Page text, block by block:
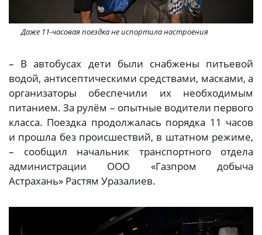
Даже 11-часовая поездка не испортила настроения
– В автобусах дети были снабжены питьевой
водой, антисептическими средствами, масками, а
организаторы обеспечили их необходимым
питанием. За рулём – опытные водители первого
класса. Поездка продолжалась порядка 11 часов
и прошла без происшествий, в штатном режиме,
– сообщил начальник транспортного отдела
администрации ООО «Газпром добыча
Астрахань» Растям Уразалиев.